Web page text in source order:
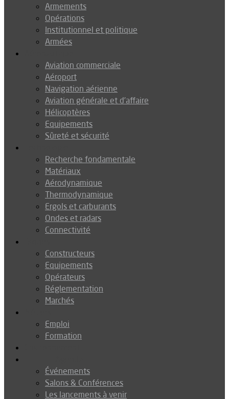
Armements
Opérations
Institutionnel et politique
Armées
Aviation commerciale
Aéroport
Navigation aérienne
Aviation générale et d’affaire
Hélicoptères
Equipements
Sûreté et sécurité
Recherche fondamentale
Matériaux
Aérodynamique
Thermodynamique
Ergols et carburants
Ondes et radars
Connectivité
Constructeurs
Equipements
Opérateurs
Réglementation
Marchés
Emploi
Formation
Événements
Salons & Conférences
Les lancements à venir